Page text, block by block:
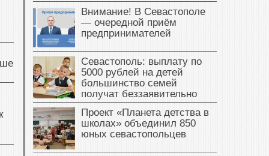
Внимание! В Севастополе
— очередной приём
предпринимателей
Севастополь: выплату по
5000 рублей на детей
большинство семей
получат беззаявительно
Проект «Планета детства в
школах» объединил 850
юных севастопольцев